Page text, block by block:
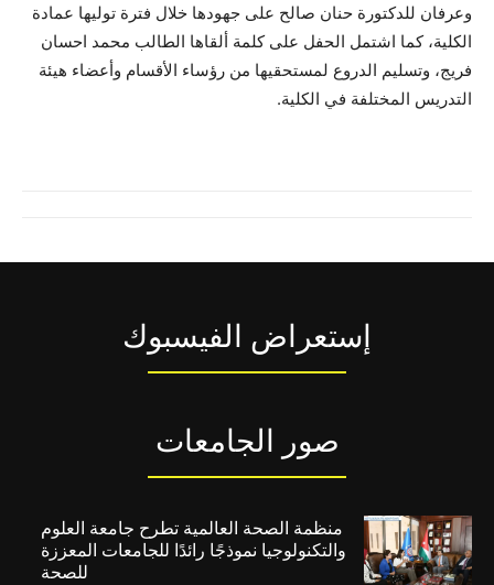
وعرفان للدكتورة حنان صالح على جهودها خلال فترة توليها عمادة
الكلية، كما اشتمل الحفل على كلمة ألقاها الطالب محمد احسان
فريج، وتسليم الدروع لمستحقيها من رؤساء الأقسام وأعضاء هيئة
التدريس المختلفة في الكلية.
إستعراض الفيسبوك
صور الجامعات
منظمة الصحة العالمية تطرح جامعة العلوم
والتكنولوجيا نموذجًا رائدًا للجامعات المعززة
للصحة